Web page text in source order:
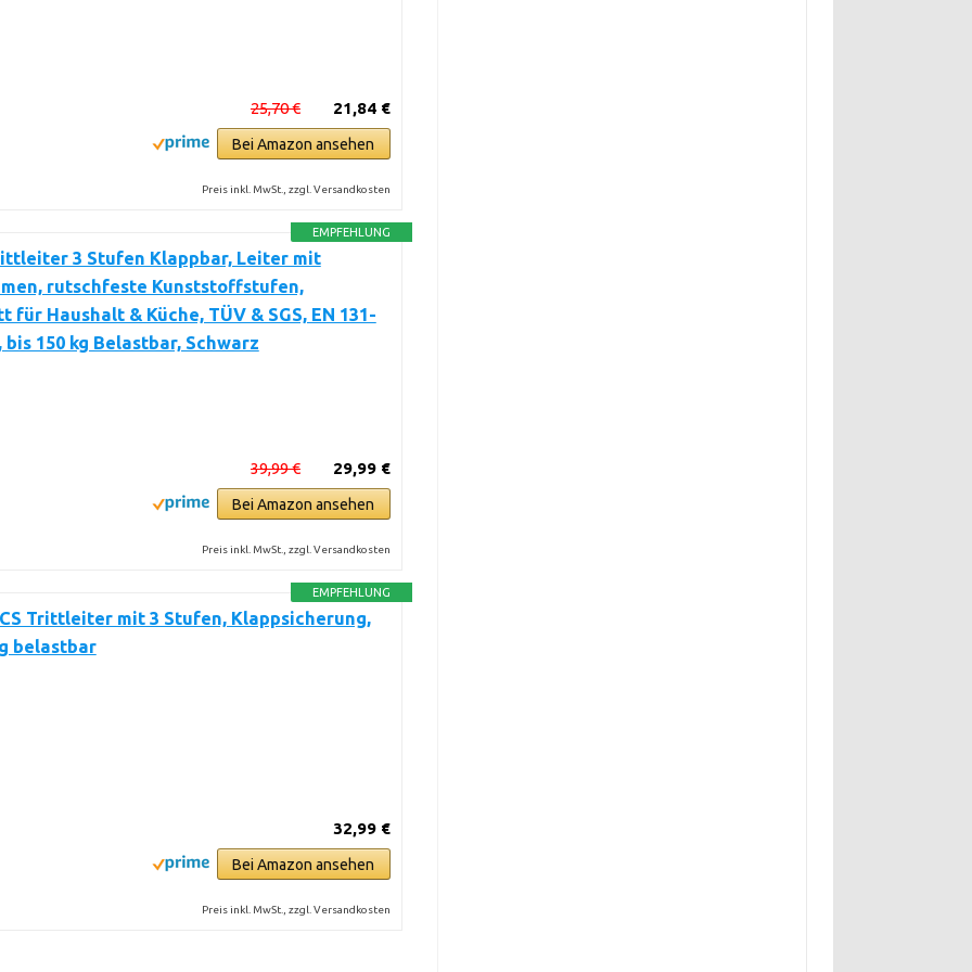
21,84 €
25,70 €
Bei Amazon ansehen
Preis inkl. MwSt., zzgl. Versandkosten
EMPFEHLUNG
3 Stufen Klappbar, Leiter mit
rutschfeste Kunststoffstufen,
für Haushalt & Küche, TÜV & SGS, EN 131-
bis 150 kg Belastbar, Schwarz
29,99 €
39,99 €
Bei Amazon ansehen
Preis inkl. MwSt., zzgl. Versandkosten
EMPFEHLUNG
Trittleiter mit 3 Stufen, Klappsicherung,
belastbar
32,99 €
Bei Amazon ansehen
Preis inkl. MwSt., zzgl. Versandkosten